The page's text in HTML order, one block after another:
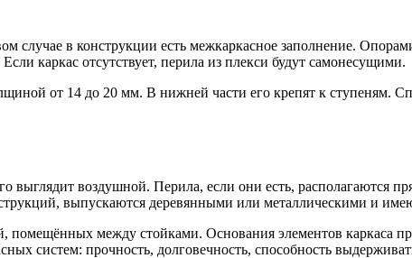
случае в конструкции есть межкаркасное заполнение.
каркас отсутствует, перила из плекси будут самонесущими.
от 14 до 20 мм. В нижней части его крепят к ступеням.
выглядит воздушной. Перила, если они есть, располагаются
выпускаются деревянными или металлическими и
помещённых между стойками. Основания элементов каркаса
систем: прочность, долговечность, способность